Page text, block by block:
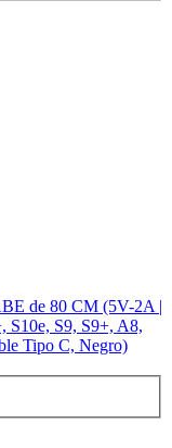
de 80 CM (5V-2A |
S10e, S9, S9+, A8,
Tipo C, Negro)